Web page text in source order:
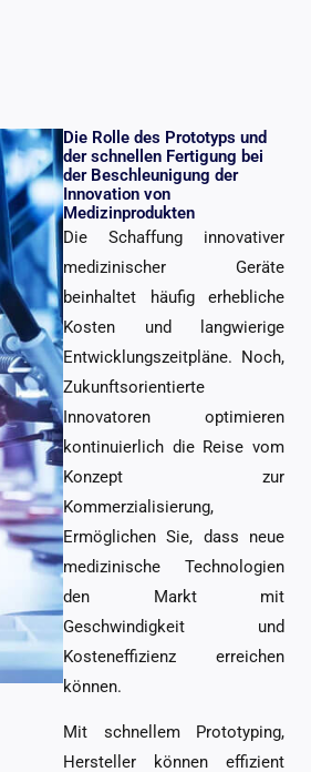
Die Rolle des Prototyps und
der schnellen Fertigung bei
der Beschleunigung der
Innovation von
Medizinprodukten
Die Schaffung innovativer
medizinischer Geräte
beinhaltet häufig erhebliche
Kosten und langwierige
Entwicklungszeitpläne. Noch,
Zukunftsorientierte
Innovatoren optimieren
kontinuierlich die Reise vom
Konzept zur
Kommerzialisierung,
Ermöglichen Sie, dass neue
medizinische Technologien
den Markt mit
Geschwindigkeit und
Kosteneffizienz erreichen
können.
Mit schnellem Prototyping,
Hersteller können effizient